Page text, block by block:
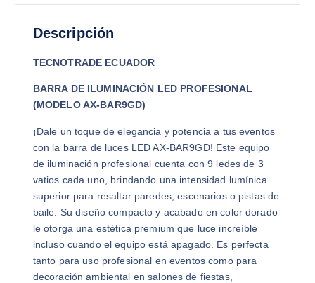
Descripción
TECNOTRADE ECUADOR
BARRA DE ILUMINACIÓN LED PROFESIONAL
(MODELO AX-BAR9GD)
¡Dale un toque de elegancia y potencia a tus eventos
con la barra de luces LED AX-BAR9GD! Este equipo
de iluminación profesional cuenta con 9 ledes de 3
vatios cada uno, brindando una intensidad lumínica
superior para resaltar paredes, escenarios o pistas de
baile. Su diseño compacto y acabado en color dorado
le otorga una estética premium que luce increíble
incluso cuando el equipo está apagado. Es perfecta
tanto para uso profesional en eventos como para
decoración ambiental en salones de fiestas,